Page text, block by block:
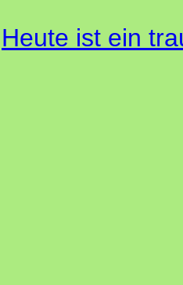
Heute ist ein